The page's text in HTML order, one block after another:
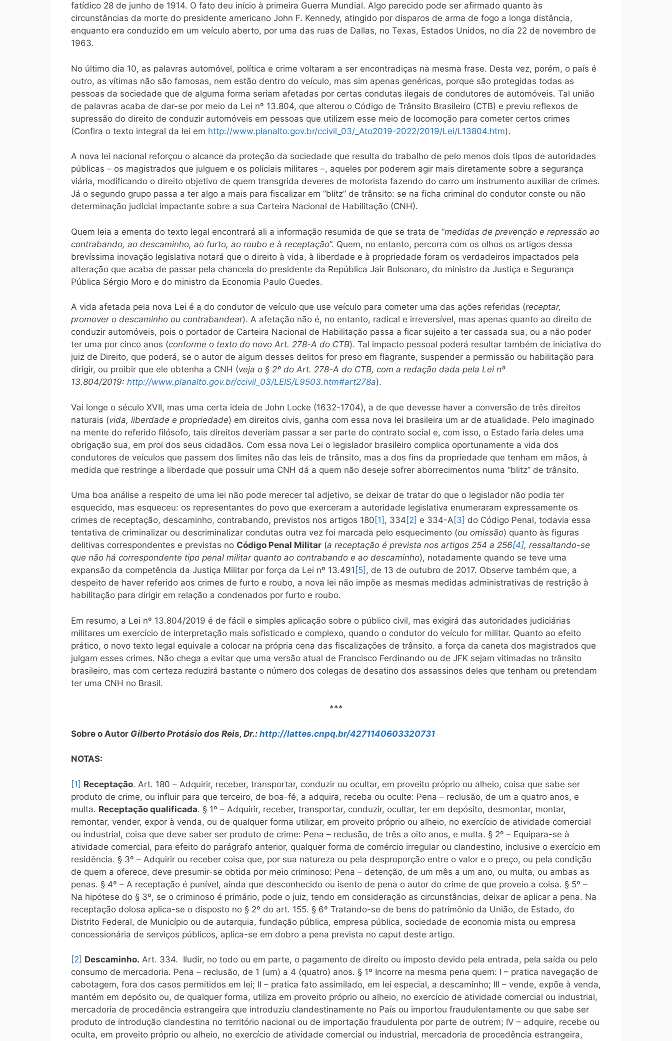
fatídico 28 de junho de 1914. O fato deu início à primeira Guerra Mundial. Algo parecido pode ser afirmado quanto às
circunstâncias da morte do presidente americano John F. Kennedy, atingido por disparos de arma de fogo a longa distância,
enquanto era conduzido em um veículo aberto, por uma das ruas de Dallas, no Texas, Estados Unidos, no dia 22 de novembro de
1963.
No último dia 10, as palavras automóvel, política e crime voltaram a ser encontradiças na mesma frase. Desta vez, porém, o país é
outro, as vítimas não são famosas, nem estão dentro do veículo, mas sim apenas genéricas, porque são protegidas todas as
pessoas da sociedade que de alguma forma seriam afetadas por certas condutas ilegais de condutores de automóveis. Tal união
de palavras acaba de dar-se por meio da Lei nº 13.804, que alterou o Código de Trânsito Brasileiro (CTB) e previu reflexos de
supressão do direito de conduzir automóveis em pessoas que utilizem esse meio de locomoção para cometer certos crimes
(Confira o texto integral da lei em http://www.planalto.gov.br/ccivil_03/_Ato2019-2022/2019/Lei/L13804.htm).
A nova lei nacional reforçou o alcance da proteção da sociedade que resulta do trabalho de pelo menos dois tipos de autoridades
públicas – os magistrados que julguem e os policiais militares –, aqueles por poderem agir mais diretamente sobre a segurança
viária, modificando o direito objetivo de quem transgrida deveres de motorista fazendo do carro um instrumento auxiliar de crimes.
Já o segundo grupo passa a ter algo a mais para fiscalizar em “blitz” de trânsito: se na ficha criminal do condutor conste ou não
determinação judicial impactante sobre a sua Carteira Nacional de Habilitação (CNH).
Quem leia a ementa do texto legal encontrará ali a informação resumida de que se trata de “medidas de prevenção e repressão ao
contrabando, ao descaminho, ao furto, ao roubo e à receptação”. Quem, no entanto, percorra com os olhos os artigos dessa
brevíssima inovação legislativa notará que o direito à vida, à liberdade e à propriedade foram os verdadeiros impactados pela
alteração que acaba de passar pela chancela do presidente da República Jair Bolsonaro, do ministro da Justiça e Segurança
Pública Sérgio Moro e do ministro da Economia Paulo Guedes.
A vida afetada pela nova Lei é a do condutor de veículo que use veículo para cometer uma das ações referidas (receptar,
promover o descaminho ou contrabandear). A afetação não é, no entanto, radical e irreversível, mas apenas quanto ao direito de
conduzir automóveis, pois o portador de Carteira Nacional de Habilitação passa a ficar sujeito a ter cassada sua, ou a não poder
ter uma por cinco anos (conforme o texto do novo Art. 278-A do CTB). Tal impacto pessoal poderá resultar também de iniciativa do
juiz de Direito, que poderá, se o autor de algum desses delitos for preso em flagrante, suspender a permissão ou habilitação para
dirigir, ou proibir que ele obtenha a CNH (veja o § 2º do Art. 278-A do CTB, com a redação dada pela Lei nº
13.804/2019: http://www.planalto.gov.br/ccivil_03/LEIS/L9503.htm#art278a).
Vai longe o século XVII, mas uma certa ideia de John Locke (1632-1704), a de que devesse haver a conversão de três direitos
naturais (vida, liberdade e propriedade) em direitos civis, ganha com essa nova lei brasileira um ar de atualidade. Pelo imaginado
na mente do referido filósofo, tais direitos deveriam passar a ser parte do contrato social e, com isso, o Estado faria deles uma
obrigação sua, em prol dos seus cidadãos. Com essa nova Lei o legislador brasileiro complica oportunamente a vida dos
condutores de veículos que passem dos limites não das leis de trânsito, mas a dos fins da propriedade que tenham em mãos, à
medida que restringe a liberdade que possuir uma CNH dá a quem não deseje sofrer aborrecimentos numa “blitz” de trânsito.
Uma boa análise a respeito de uma lei não pode merecer tal adjetivo, se deixar de tratar do que o legislador não podia ter
esquecido, mas esqueceu: os representantes do povo que exerceram a autoridade legislativa enumeraram expressamente os
crimes de receptação, descaminho, contrabando, previstos nos artigos 180 [1] , 334 [2] e 334-A [3] do Código Penal, todavia essa
tentativa de criminalizar ou descriminalizar condutas outra vez foi marcada pelo esquecimento (ou omissão) quanto às figuras
delitivas correspondentes e previstas no Código Penal Militar (a receptação é prevista nos artigos 254 a 256[4], ressaltando-se
que não há correspondente tipo penal militar quanto ao contrabando e ao descaminho), notadamente quando se teve uma
expansão da competência da Justiça Militar por força da Lei nº 13.491 [5] , de 13 de outubro de 2017. Observe também que, a
despeito de haver referido aos crimes de furto e roubo, a nova lei não impõe as mesmas medidas administrativas de restrição à
habilitação para dirigir em relação a condenados por furto e roubo.
Em resumo, a Lei nº 13.804/2019 é de fácil e simples aplicação sobre o público civil, mas exigirá das autoridades judiciárias
militares um exercício de interpretação mais sofisticado e complexo, quando o condutor do veículo for militar. Quanto ao efeito
prático, o novo texto legal equivale a colocar na própria cena das fiscalizações de trânsito. a força da caneta dos magistrados que
julgam esses crimes. Não chega a evitar que uma versão atual de Francisco Ferdinando ou de JFK sejam vitimadas no trânsito
brasileiro, mas com certeza reduzirá bastante o número dos colegas de desatino dos assassinos deles que tenham ou pretendam
ter uma CNH no Brasil.
***
Sobre o Autor Gilberto Protásio dos Reis, Dr.: http://lattes.cnpq.br/4271140603320731
NOTAS:
[1] Receptação. Art. 180 – Adquirir, receber, transportar, conduzir ou ocultar, em proveito próprio ou alheio, coisa que sabe ser
produto de crime, ou influir para que terceiro, de boa-fé, a adquira, receba ou oculte: Pena – reclusão, de um a quatro anos, e
multa. Receptação qualificada. § 1º – Adquirir, receber, transportar, conduzir, ocultar, ter em depósito, desmontar, montar,
remontar, vender, expor à venda, ou de qualquer forma utilizar, em proveito próprio ou alheio, no exercício de atividade comercial
ou industrial, coisa que deve saber ser produto de crime: Pena – reclusão, de três a oito anos, e multa. § 2º – Equipara-se à
atividade comercial, para efeito do parágrafo anterior, qualquer forma de comércio irregular ou clandestino, inclusive o exercício em
residência. § 3º – Adquirir ou receber coisa que, por sua natureza ou pela desproporção entre o valor e o preço, ou pela condição
de quem a oferece, deve presumir-se obtida por meio criminoso: Pena – detenção, de um mês a um ano, ou multa, ou ambas as
penas. § 4º – A receptação é punível, ainda que desconhecido ou isento de pena o autor do crime de que proveio a coisa. § 5º –
Na hipótese do § 3º, se o criminoso é primário, pode o juiz, tendo em consideração as circunstâncias, deixar de aplicar a pena. Na
receptação dolosa aplica-se o disposto no § 2º do art. 155. § 6º Tratando-se de bens do patrimônio da União, de Estado, do
Distrito Federal, de Município ou de autarquia, fundação pública, empresa pública, sociedade de economia mista ou empresa
concessionária de serviços públicos, aplica-se em dobro a pena prevista no caput deste artigo.
[2] Descaminho. Art. 334. Iludir, no todo ou em parte, o pagamento de direito ou imposto devido pela entrada, pela saída ou pelo
consumo de mercadoria. Pena – reclusão, de 1 (um) a 4 (quatro) anos. § 1º Incorre na mesma pena quem: I – pratica navegação de
cabotagem, fora dos casos permitidos em lei; II – pratica fato assimilado, em lei especial, a descaminho; III – vende, expõe à venda,
mantém em depósito ou, de qualquer forma, utiliza em proveito próprio ou alheio, no exercício de atividade comercial ou industrial,
mercadoria de procedência estrangeira que introduziu clandestinamente no País ou importou fraudulentamente ou que sabe ser
produto de introdução clandestina no território nacional ou de importação fraudulenta por parte de outrem; IV – adquire, recebe ou
oculta, em proveito próprio ou alheio, no exercício de atividade comercial ou industrial, mercadoria de procedência estrangeira,